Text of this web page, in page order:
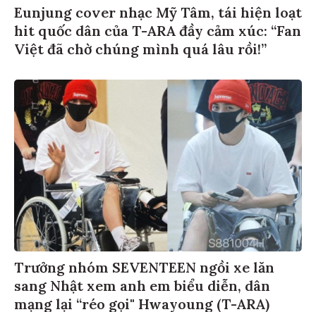
Eunjung cover nhạc Mỹ Tâm, tái hiện loạt
hit quốc dân của T-ARA đầy cảm xúc: “Fan
Việt đã chờ chúng mình quá lâu rồi!”
Trưởng nhóm SEVENTEEN ngồi xe lăn
sang Nhật xem anh em biểu diễn, dân
mạng lại “réo gọi" Hwayoung (T-ARA)